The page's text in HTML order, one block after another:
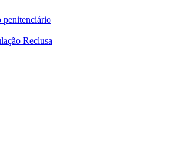
penitenciário
Reclusa